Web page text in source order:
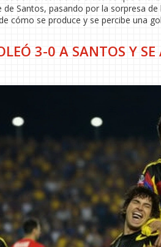
Santos, pasando por la sorpresa
cómo se produce y se percibe una
3-0 A SANTOS Y